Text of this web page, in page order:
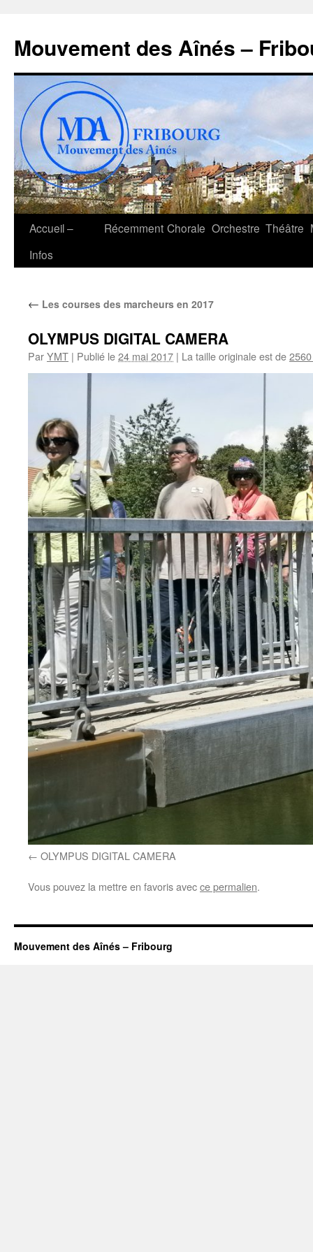
contenu
Mouvement des Aînés –
Accueil –
Infos
Récemment Chorale Orchestre Théâtre
← Les courses des marcheurs en 2017
OLYMPUS DIGITAL CAMERA
ParYMT | Publié le24 mai 2017 | La taille originale est de
OLYMPUS DIGITAL CAMERA
Vous pouvez la mettre en favoris avecce permalien.
Mouvement des Aînés – Fribourg